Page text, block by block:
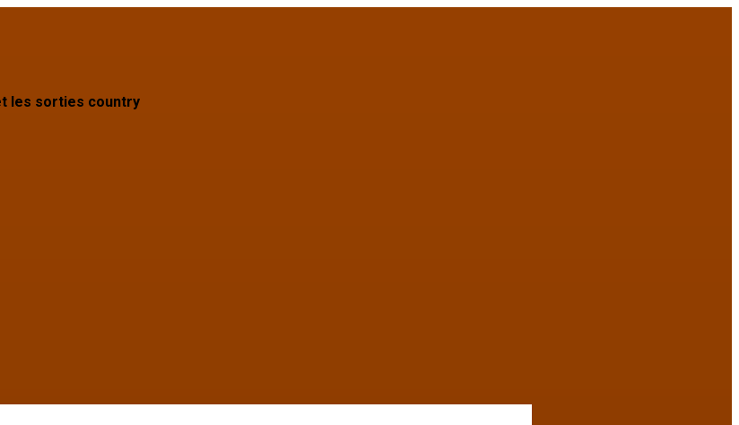
les sorties country